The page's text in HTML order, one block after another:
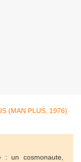
: un cosmonaute,